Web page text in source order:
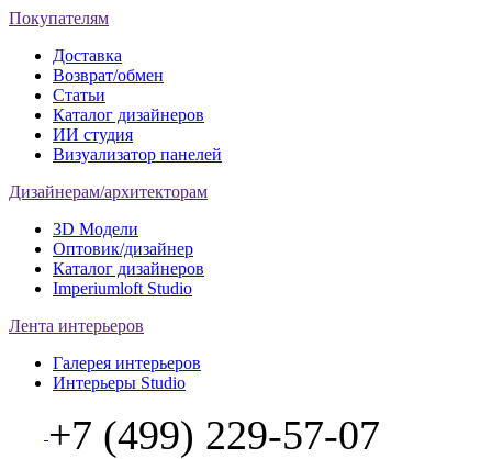
Покупателям
Доставка
Возврат/обмен
Статьи
Каталог дизайнеров
ИИ студия
Визуализатор панелей
Дизайнерам/архитекторам
3D Модели
Оптовик/дизайнер
Каталог дизайнеров
Imperiumloft Studio
Лента интерьеров
Галерея интерьеров
Интерьеры Studio
+7 (499) 229-57-07